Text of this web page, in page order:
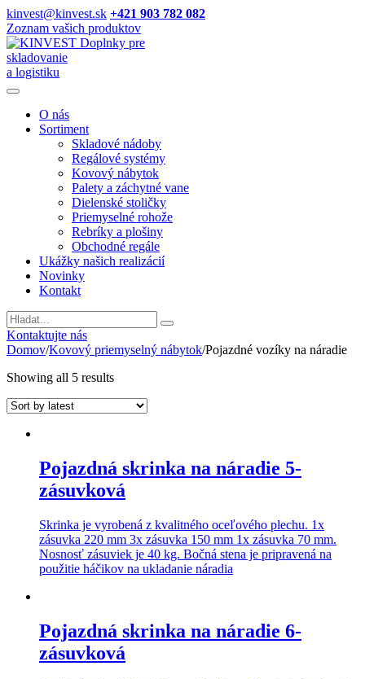
kinvest@kinvest.sk +421 903 782 082
Zoznam vašich produktov
Doplnky pre
skladovanie
a logistiku
O nás
Sortiment
Skladové nádoby
Regálové systémy
Kovový nábytok
Palety a záchytné vane
Dielenské stoličky
Priemyselné rohože
Rebríky a plošiny
Obchodné regále
Ukážky našich realizácií
Novinky
Kontakt
Vyhladavanie
Kontaktujte nás
Domov/Kovový priemyselný nábytok/Pojazdné vozíky na náradie
Showing all 5 results
Pojazdná skrinka na náradie 5-
zásuvková
Skrinka je vyrobená z kvalitného oceľového plechu. 1x
zásuvka 220 mm 3x zásuvka 150 mm 1x zásuvka 70 mm.
Nosnosť zásuviek je 40 kg. Bočná stena je pripravená na
použitie háčikov na ukladanie náradia
Pojazdná skrinka na náradie 6-
zásuvková